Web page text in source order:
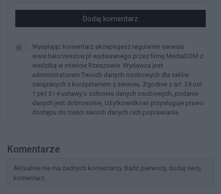
Dodaj komentarz
Wysyłając komentarz akceptujesz regulamin serwisu
www.halorzeszow.pl wydawanego przez firmę MediaDOM z
siedzibą w mieście Rzeszowie. Wydawca jest
administratorem Twoich danych osobowych dla celów
związanych z korzystaniem z serwisu. Zgodnie z art. 24 ust.
1 pkt 3 i 4 ustawy o ochronie danych osobowych, podanie
danych jest dobrowolne, Użytkownikowi przysługuje prawo
dostępu do treści swoich danych i ich poprawiania.
Komentarze
Aktualnie nie ma żadnych komentarzy. Bądź pierwszy, dodaj swój
komentarz.